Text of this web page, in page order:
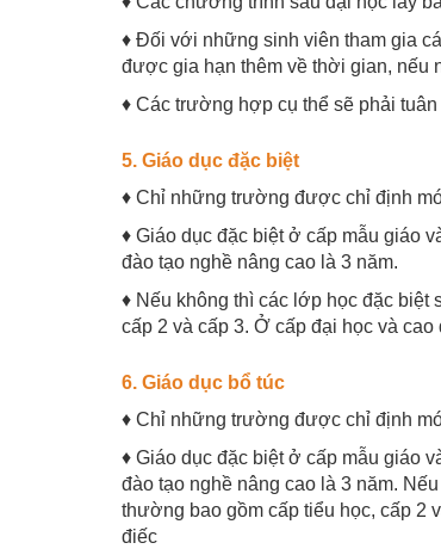
♦ Đối với những sinh viên tham gia
được gia hạn thêm về thời gian, nếu
♦ Các trường hợp cụ thể sẽ phải
5. Giáo dục đặc biệt
♦ Chỉ những trường được chỉ định
♦ Giáo dục đặc biệt ở cấp mẫu giáo
đào tạo nghề nâng cao là 3 năm.
♦ Nếu không thì các lớp học đặc
cấp 2 và cấp 3. Ở cấp đại học và
6. Giáo dục bổ túc
♦ Chỉ những trường được chỉ định
♦ Giáo dục đặc biệt ở cấp mẫu giáo
đào tạo nghề nâng cao là 3 năm.
thường bao gồm cấp tiểu học, cấp 2
điếc